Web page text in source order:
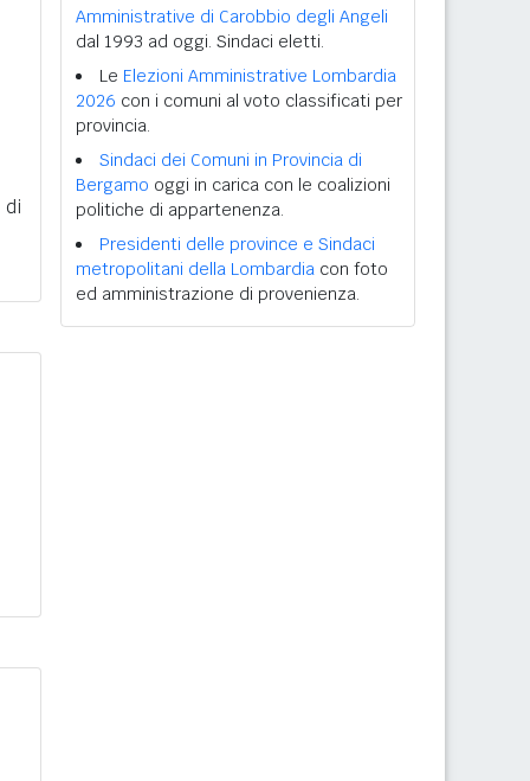
di
Amministrative di Carobbio degli Angeli
dal 1993 ad oggi. Sindaci eletti.
Le Elezioni Amministrative Lombardia
2026 con i comuni al voto classificati per
provincia.
Sindaci dei Comuni in Provincia di
Bergamo oggi in carica con le coalizioni
politiche di appartenenza.
Presidenti delle province e Sindaci
metropolitani della Lombardia con foto
ed amministrazione di provenienza.